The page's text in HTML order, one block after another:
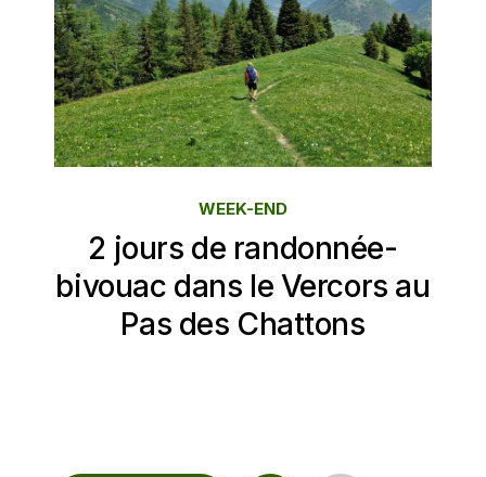
2 jours de randonnée-
bivouac dans le Vercors au
Pas des Chattons
WEEK-END